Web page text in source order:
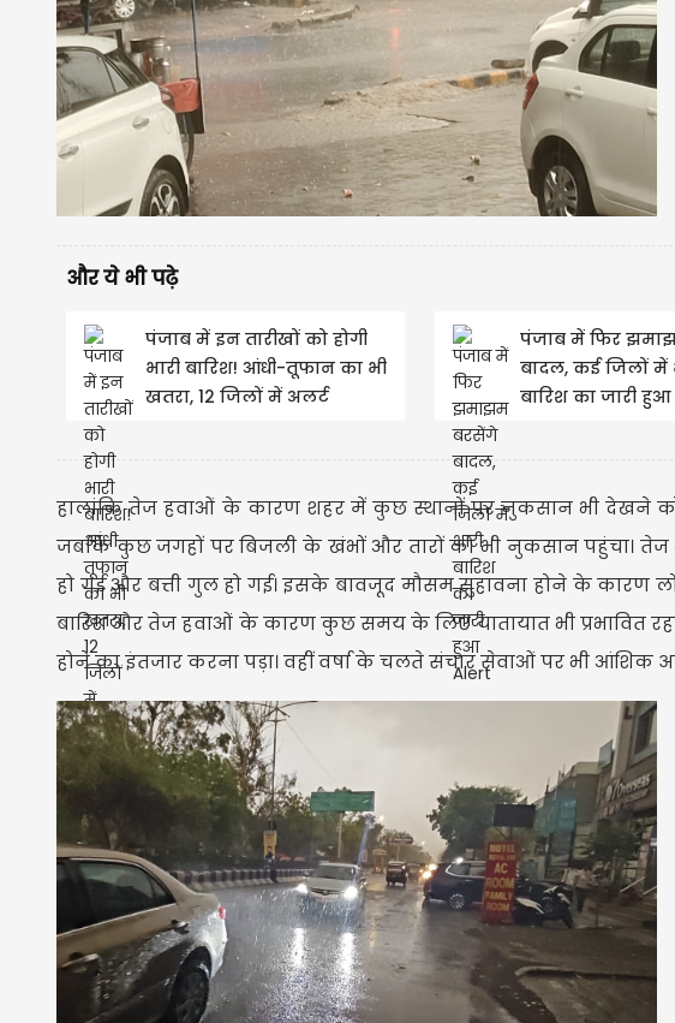
और ये भी पढ़े
पंजाब में इन तारीखों को होगी
भारी बारिश! आंधी-तूफान का भी
खतरा, 12 जिलों में अलर्ट
पंजाब में फिर
बादल, कई जिलों में
बारिश का जारी
हालांकि तेज हवाओं के कारण शहर में कुछ स्थानों पर नुकसान भी देखने को
जबकि कुछ जगहों पर बिजली के खंभों और तारों को भी नुकसान पहुंचा।
हो गई और बत्ती गुल हो गई। इसके बावजूद मौसम सुहावना होने के कारण
बारिश और तेज हवाओं के कारण कुछ समय के लिए यातायात भी प्रभावित
होने का इंतजार करना पड़ा। वहीं वर्षा के चलते संचार सेवाओं पर भी आंशिक